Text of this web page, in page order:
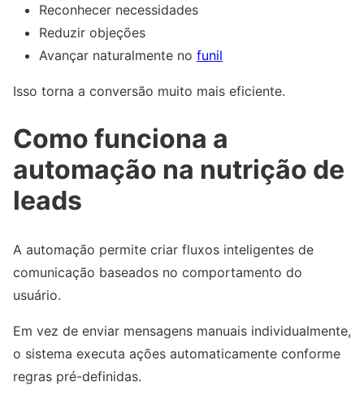
Reconhecer necessidades
Reduzir objeções
Avançar naturalmente no funil
Isso torna a conversão muito mais eficiente.
Como funciona a
automação na nutrição de
leads
A automação permite criar fluxos inteligentes de
comunicação baseados no comportamento do
usuário.
Em vez de enviar mensagens manuais individualmente,
o sistema executa ações automaticamente conforme
regras pré-definidas.